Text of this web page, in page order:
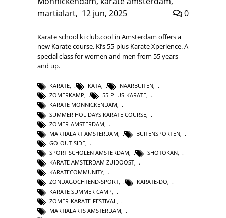
martialart, 12 jun, 2025 0
Karate school ki club.cool in Amsterdam offers a
new Karate course. Ki’s 55-plus Karate Xperience. A
special class for women and men from 55 years
and up.
KARATE KATA NAARBUITEN
ZOMERKAMP
55-PLUS-KARATE
KARATE MONNICKENDAM
SUMMER HOLIDAYS KARATE COURSE,
ZOMER-AMSTERDAM,
MARTIALART AMSTERDAM, BUITENSPORTEN,
GO-OUT-SIDE,
SPORT SCHOLEN AMSTERDAM, SHOTOKAN,
KARATE AMSTERDAM ZUIDOOST,
KARATECOMMUNITY,
ZONDAGOCHTEND-SPORT, KARATE-DO,
KARATE SUMMER CAMP
ZOMER-KARATE-FESTIVAL
MARTIALARTS AMSTERDAM